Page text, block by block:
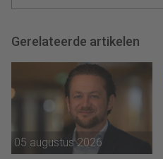
Gerelateerde artikelen
05 augustus 2026